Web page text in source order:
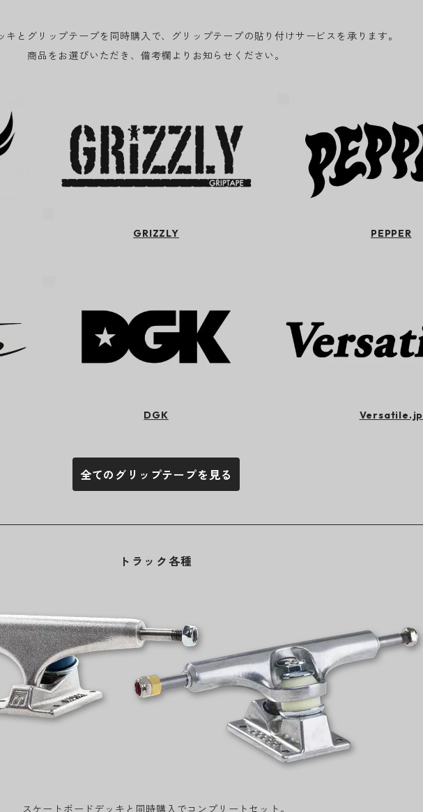
キとグリップテープを同時購入で、グリップテープの貼り付けサービスを承ります。
商品をお選びいただき、備考欄よりお知らせください。
GRIZZLY PEPPER
DGK Versatile.jp
全てのグリップテープを見る
トラック各種
スケートボードデッキと同時購入でコンプリートセット。